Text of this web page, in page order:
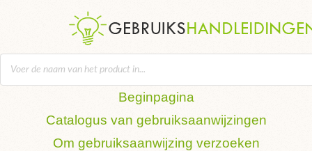
Beginpagina
Catalogus van gebruiksaanwijzingen
Om gebruiksaanwijzing verzoeken